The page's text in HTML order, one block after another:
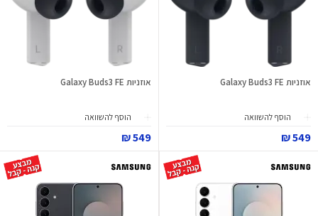
אוזניות Galaxy Buds3 FE
הוסף להשוואה
549 ₪
אוזניות Galaxy Buds3 FE
הוסף להשוואה
549 ₪